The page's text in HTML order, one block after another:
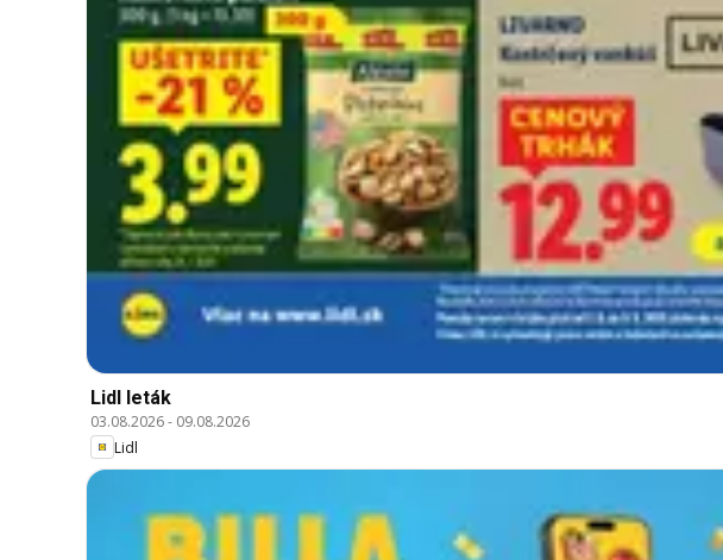
Lidl leták
03.08.2026- 09.08.2026
Lidl